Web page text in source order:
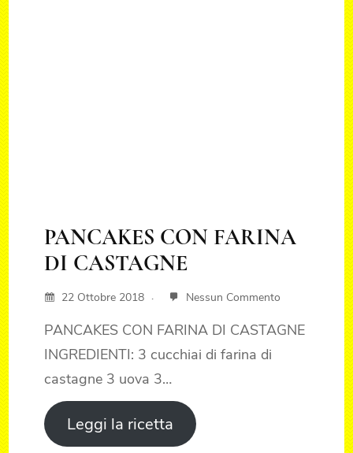
PANCAKES CON FARINA
DI CASTAGNE
22 Ottobre 2018 Nessun Commento
PANCAKES CON FARINA DI CASTAGNE
INGREDIENTI: 3 cucchiai di farina di
castagne 3 uova 3…
Leggi la ricetta